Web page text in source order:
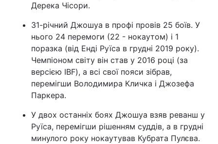
Дерека Чісори.
31-річний Джошуа в профі провів 25 боїв. У
нього 24 перемоги (22 - нокаутом) і 1
поразка (від Енді Руїса в грудні 2019 року).
Чемпіоном світу він став у 2016 році (за
версією IBF), а всі свої пояси зібрав,
перемігши Володимира Кличка і Джозефа
Паркера.
У двох останніх боях Джошуа взяв реванш у
Руїса, перемігши рішенням суддів, а в грудні
минулого року нокаутував Кубрата Пулєва.